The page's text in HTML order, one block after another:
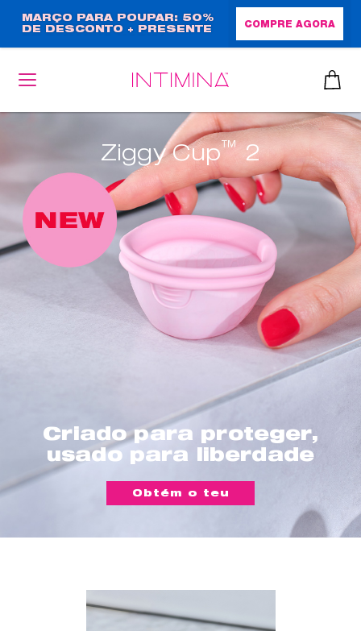
para
o
conteúdo
principal
MARÇO PARA POUPAR: 50%
DE DESCONTO + PRESENTE
COMPRE AGORA
Criado para proteger,
usado para liberdade
Ziggy Cup™ 2
Obtém o teu